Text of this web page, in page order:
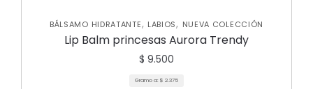
BÁLSAMO HIDRATANTE, LABIOS, NUEVA COLECCIÓN
Lip Balm princesas Aurora Trendy
$ 9.500
Gramo a: $ 2.375